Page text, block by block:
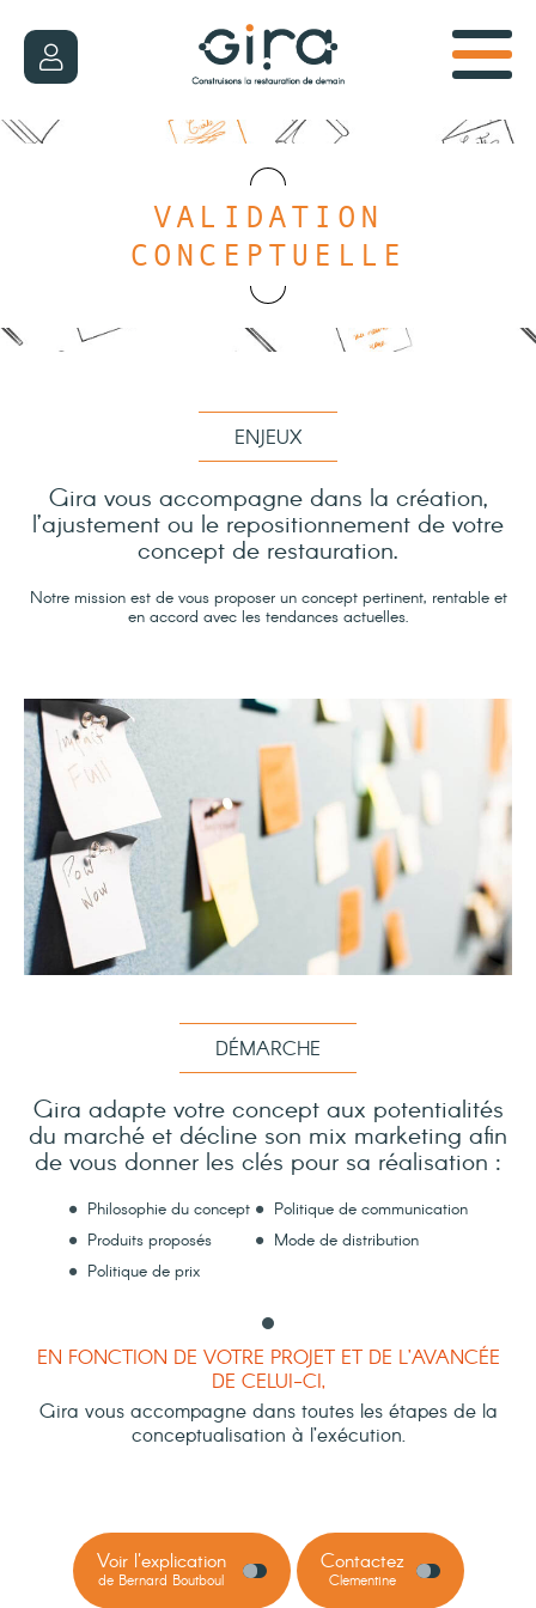
VALIDATION
CONCEPTUELLE
ENJEUX
Gira vous accompagne dans la création,
l’ajustement ou le repositionnement de votre
concept de restauration.
Notre mission est de vous proposer un concept pertinent, rentable et
en accord avec les tendances actuelles.
DÉMARCHE
Gira adapte votre concept aux potentialités
du marché et décline son mix marketing afin
de vous donner les clés pour sa réalisation :
Philosophie du concept
Produits proposés
Politique de prix
Politique de communication
Mode de distribution
EN FONCTION DE VOTRE PROJET ET DE L’AVANCÉE
DE CELUI-CI,
Gira vous accompagne dans toutes les étapes de la
conceptualisation à l’exécution.
Voir l'explication
de Bernard Boutboul
Contactez
Clementine